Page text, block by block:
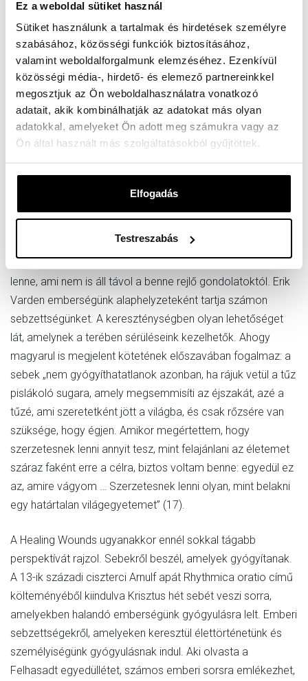
Ez a weboldal sütiket használ
Sütiket használunk a tartalmak és hirdetések személyre
szabásához, közösségi funkciók biztosításához,
valamint weboldalforgalmunk elemzéséhez. Ezenkívül
közösségi média-, hirdető- és elemező partnereinkkel
megosztjuk az Ön weboldalhasználatra vonatkozó
adatait, akik kombinálhatják az adatokat más olyan
adatokkal, amelyeket Ön adott meg számukra vagy az
Ön által használt más szolgáltatásokból gyűjtöttek.
Elfogadás
Testreszabás
választott. A könyv címe (Healing Wounds) szándékosan
kétértelmű. Első fordítói asszociációnk a sebek gyógyítása
lenne, ami nem is áll távol a benne rejlő gondolatoktól. Erik
Varden emberségünk alaphelyzeteként tartja számon
sebzettségünket. A kereszténységben olyan lehetőséget
lát, amelynek a terében sérüléseink kezelhetők. Ahogy
magyarul is megjelent kötetének előszavában fogalmaz: a
sebek „nem gyógyíthatatlanok azonban, ha rájuk vetül a tűz
pislákoló sugara, amely megsemmisíti az éjszakát, azé a
tűzé, ami szeretetként jött a világba, és csak rőzsére van
szüksége, hogy égjen. Amikor megértettem, hogy
szerzetesnek lenni annyit tesz, mint felajánlani az életemet
száraz faként erre a célra, biztos voltam benne: egyedül ez
az, amire vágyom … Szerzetesnek lenni olyan, mint belakni
egy határtalan világegyetemet” (17).
A Healing Wounds ugyanakkor ennél sokkal tágabb
perspektívát rajzol. Sebekről beszél, amelyek gyógyítanak.
A 13-ik századi ciszterci Arnulf apát Rhythmica oratio című
költeményéből kiindulva Krisztus hét sebét veszi sorra,
amelyekben halandó emberségünk gyógyulásra lelt. Emberi
sebzettségekről, amelyeken keresztül élettörténetünk és
személyiségünk gyógyulásnak indul. Aki olvasta a
Felhasadt egyedüllétet, számos emberi sorsra emlékezhet,